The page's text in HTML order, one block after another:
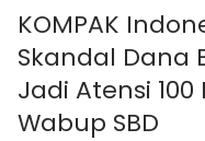
KOMPAK
Skandal Dana
Jadi Atensi
Wabup SBD